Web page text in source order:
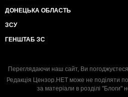
ДОНЕЦЬКА ОБЛАСТЬ
ЗСУ
ГЕНШТАБ ЗС
Переглядаючи наш сайт, Ви
Редакція Цензор.НЕТ може не поділяти
за матеріали в розділі "Блоги"